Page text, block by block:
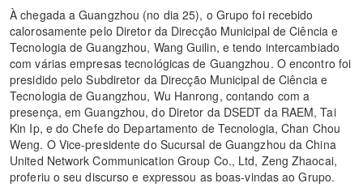
À chegada a Guangzhou (no dia 25), o Grupo foi recebido
calorosamente pelo Diretor da Direcção Municipal de Ciência e
Tecnologia de Guangzhou, Wang Guilin, e tendo intercambiado
com várias empresas tecnológicas de Guangzhou. O encontro foi
presidido pelo Subdiretor da Direcção Municipal de Ciência e
Tecnologia de Guangzhou, Wu Hanrong, contando com a
presença, em Guangzhou, do Diretor da DSEDT da RAEM, Tai
Kin Ip, e do Chefe do Departamento de Tecnologia, Chan Chou
Weng. O Vice-presidente do Sucursal de Guangzhou da China
United Network Communication Group Co., Ltd, Zeng Zhaocai,
proferiu o seu discurso e expressou as boas-vindas ao Grupo.